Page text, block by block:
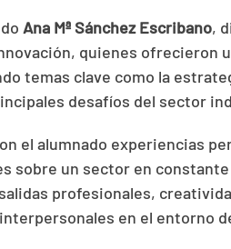
Ana Mª Sánchez Escribano,
quienes ofrecieron
temas clave como la
desafíos del sector
el alumnado experiencias
sobre un sector en
profesionales,
en el entorno